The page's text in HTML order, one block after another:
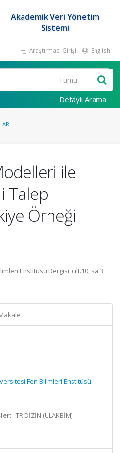
Akademik Veri Yönetim
Sistemi
Araştırmacı Girişi English
Detaylı Arama
ile
Talep
Örneği
Enstitüsü Dergisi, cilt.10, sa.3,
Fen Bilimleri Enstitüsü
TR DİZİN (ULAKBİM)